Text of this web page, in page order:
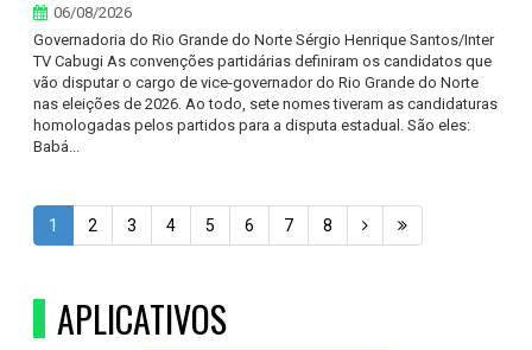
06/08/2026
Governadoria do Rio Grande do Norte Sérgio Henrique Santos/Inter
TV Cabugi As convenções partidárias definiram os candidatos que
vão disputar o cargo de vice-governador do Rio Grande do Norte
nas eleições de 2026. Ao todo, sete nomes tiveram as candidaturas
homologadas pelos partidos para a disputa estadual. São eles:
Babá...
1 2 3 4 5 6 7 8
APLICATIVOS